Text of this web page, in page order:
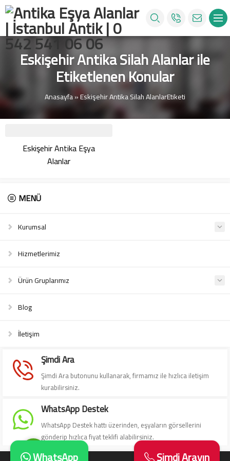
Eskişehir Antika Silah Alanlar ile
Etiketlenen Konular
Anasayfa»Eskişehir Antika Silah AlanlarEtiketi
Eskişehir Antika Eşya
Alanlar
MENÜ
Kurumsal
Hizmetlerimiz
Ürün Gruplarımız
Blog
İletişim
Şimdi Ara
Şimdi Ara butonunu kullanarak, firmamız ile hızlıca iletişim
kurabilirsiniz.
WhatsApp Destek
WhatsApp Destek hattı üzerinden, eşyaların görsellerini
gönderip hızlıca fiyat teklifi alabilirsiniz.
Cevap Yaz
Şimdi Arayın
WhatsApp